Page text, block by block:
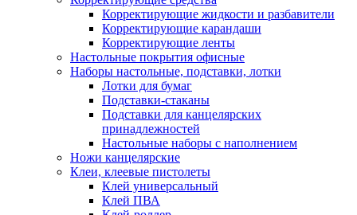
Корректирующие жидкости и разбавители
Корректирующие карандаши
Корректирующие ленты
Настольные покрытия офисные
Наборы настольные, подставки, лотки
Лотки для бумаг
Подставки-стаканы
Подставки для канцелярских
принадлежностей
Настольные наборы с наполнением
Ножи канцелярские
Клеи, клеевые пистолеты
Клей универсальный
Клей ПВА